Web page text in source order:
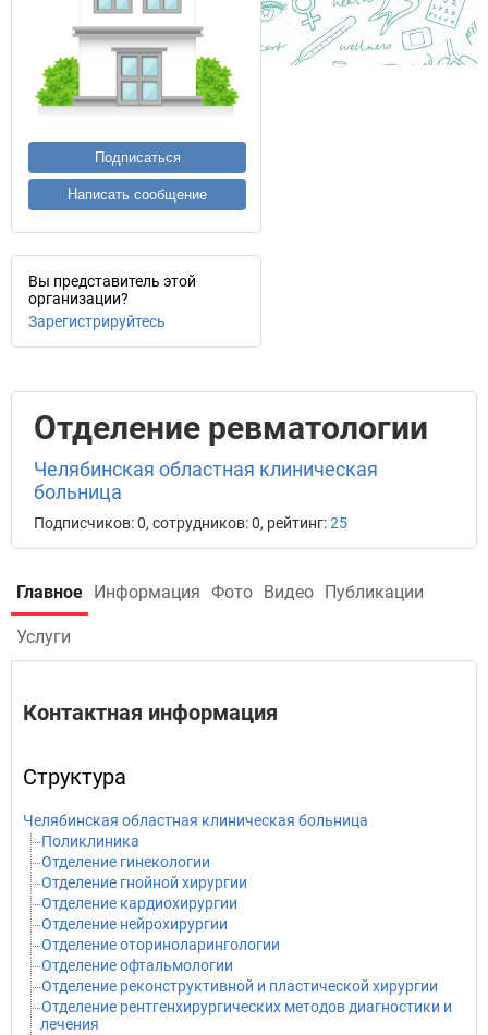
Подписаться
Написать сообщение
Вы представитель этой
организации?
Зарегистрируйтесь
Отделение ревматологии
Челябинская областная клиническая
больница
Подписчиков: 0, сотрудников: 0, рейтинг:25
Главное Информация Фото Видео Публикации
Услуги
Контактная информация
Структура
Челябинская областная клиническая больница
Поликлиника
Отделение гинекологии
Отделение гнойной хирургии
Отделение кардиохирургии
Отделение нейрохирургии
Отделение оториноларингологии
Отделение офтальмологии
Отделение реконструктивной и пластической хирургии
Отделение рентгенхирургических методов диагностики и
лечения